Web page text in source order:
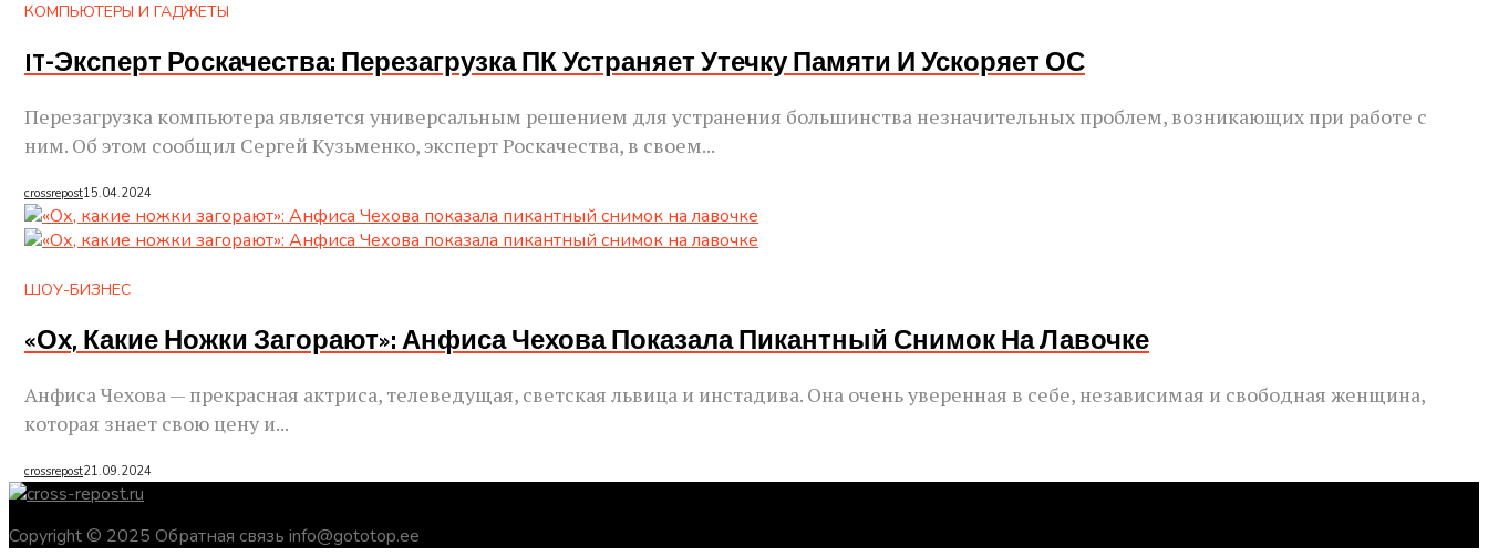
КОМПЬЮТЕРЫ И ГАДЖЕТЫ
IT-Эксперт Роскачества: Перезагрузка ПК Устраняет Утечку Памяти И Ускоряет ОС
Перезагрузка компьютера является универсальным решением для устранения большинства незначительных проблем, возникающих при работе с
ним. Об этом сообщил Сергей Кузьменко, эксперт Роскачества, в своем...
crossrepost15.04.2024
ШОУ-БИЗНЕС
«Ох, Какие Ножки Загорают»: Анфиса Чехова Показала Пикантный Снимок На Лавочке
Анфиса Чехова — прекрасная актриса, телеведущая, светская львица и инстадива. Она очень уверенная в себе, независимая и свободная женщина,
которая знает свою цену и...
crossrepost21.09.2024
Copyright © 2025 Обратная связь info@gototop.ee